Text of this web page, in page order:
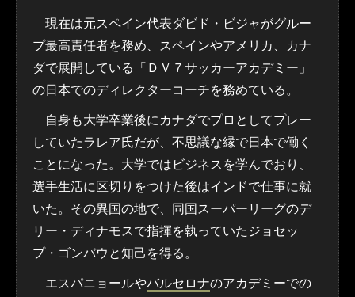
現在は元スペイン代表ダビド・ビジャがグルー
プ最高責任者を務め、スペインやアメリカ、カナ
ダで展開している「ＤＶ７サッカーアカデミー」
の日本でのディレクターコーチを務めている。
自身も大学卒業後にカナダでプロとしてプレー
していたラレア氏だが、不思議な縁で日本で働く
ことになった。大学ではビジネスを学んでおり、
選手生活に区切りをつけた後はインドで仕事に就
いた。その異国の地で、同国スーパーリーグのデ
リー・ディナモスで指揮を執っていたジョセッ
プ・ゴンバウと知己を得る。
エスパニョールやバルセロナのアカデミーでの